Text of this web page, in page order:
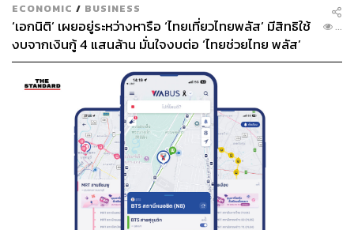
ECONOMIC / BUSINESS
‘เอกนิติ’ เผยอยู่ระหว่างหารือ ‘ไทยเที่ยวไทยพลัส’ มีสิทธิใช้
งบจากเงินกู้ 4 แสนล้าน มั่นใจงบต่อ ‘ไทยช่วยไทย พลัส’
เฟส 2 มีเพียงพอ
...